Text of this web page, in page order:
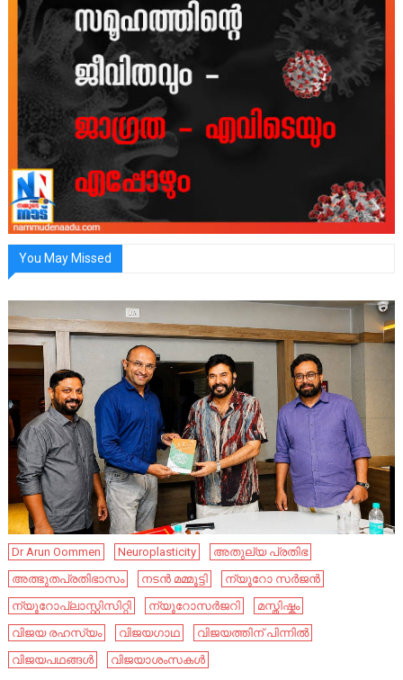
You May Missed
Dr Arun Oommen Neuroplasticity
അതുല്യ പ്രതിഭ
അത്ഭുതപ്രതിഭാസം
നടൻ മമ്മൂട്ടി
ന്യൂറോ സർജൻ
ന്യൂറോപ്ലാസ്റ്റിസിറ്റി
ന്യൂറോസർജറി
മസ്തിഷ്കം
വിജയ രഹസ്യം
വിജയഗാഥ
വിജയത്തിന് പിന്നിൽ
വിജയപഥങ്ങൾ
വിജയാശംസകൾ